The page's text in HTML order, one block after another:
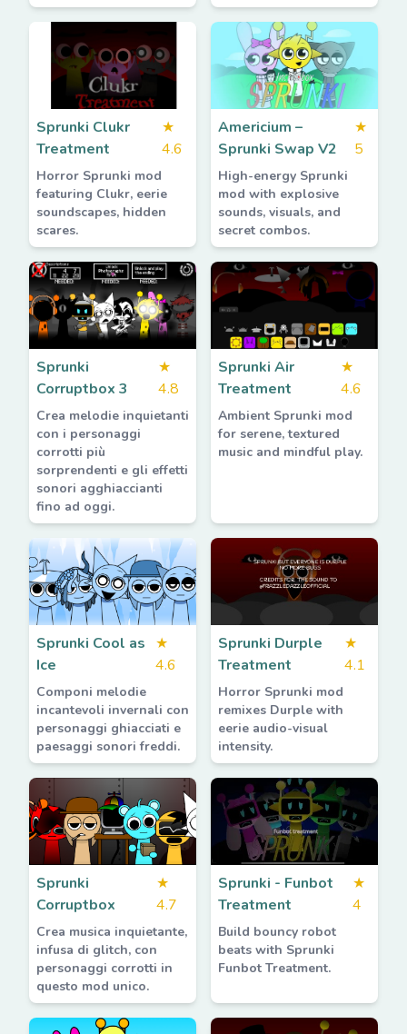
Sprunki Clukr
Treatment
★
4.6
Horror Sprunki mod
featuring Clukr, eerie
soundscapes, hidden
scares.
Americium –
Sprunki Swap V2
★
5
High-energy Sprunki
mod with explosive
sounds, visuals, and
secret combos.
Sprunki
Corruptbox 3
★
4.8
Crea melodie inquietanti
con i personaggi
corrotti più
sorprendenti e gli effetti
sonori agghiaccianti
fino ad oggi.
Sprunki Air
Treatment
★
4.6
Ambient Sprunki mod
for serene, textured
music and mindful play.
Sprunki Cool as
Ice
★
4.6
Componi melodie
incantevoli invernali con
personaggi ghiacciati e
paesaggi sonori freddi.
Sprunki Durple
Treatment
★
4.1
Horror Sprunki mod
remixes Durple with
eerie audio-visual
intensity.
Sprunki
Corruptbox
★
4.7
Crea musica inquietante,
infusa di glitch, con
personaggi corrotti in
questo mod unico.
Sprunki - Funbot
Treatment
★
4
Build bouncy robot
beats with Sprunki
Funbot Treatment.